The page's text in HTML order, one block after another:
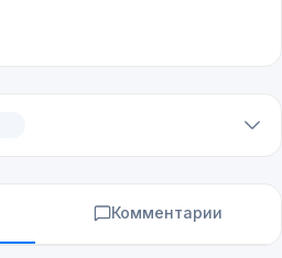
Комментарии